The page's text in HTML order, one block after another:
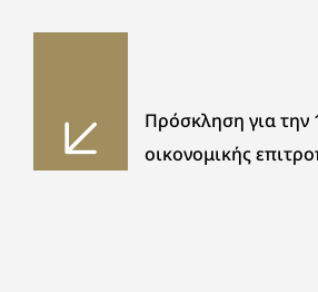
Πρόσκληση για την
οικονομικής